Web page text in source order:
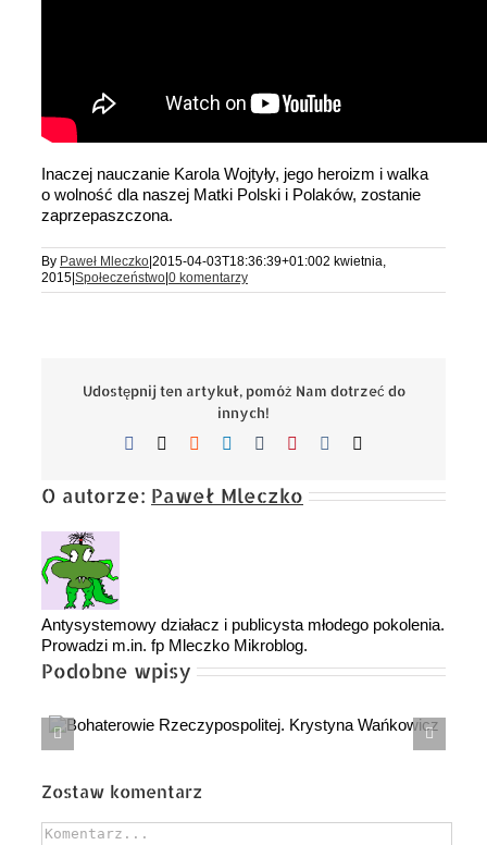
Inaczej nauczanie Karola Wojtyły, jego heroizm i walka
o wolność dla naszej Matki Polski i Polaków, zostanie
zaprzepaszczona.
By Paweł Mleczko|2015-04-03T18:36:39+01:002 kwietnia,
2015|Społeczeństwo|0 komentarzy
Udostępnij ten artykuł, pomóż Nam dotrzeć do
innych!
Facebook Reddit LinkedIn
TumblrPinterest
O autorze: Paweł Mleczko
Antysystemowy działacz i publicysta młodego pokolenia.
Prowadzi m.in. fp Mleczko Mikroblog.
Podobne wpisy
Czy to dopiero początek? Wojna z Iranem może
Zostaw komentarz
Comment